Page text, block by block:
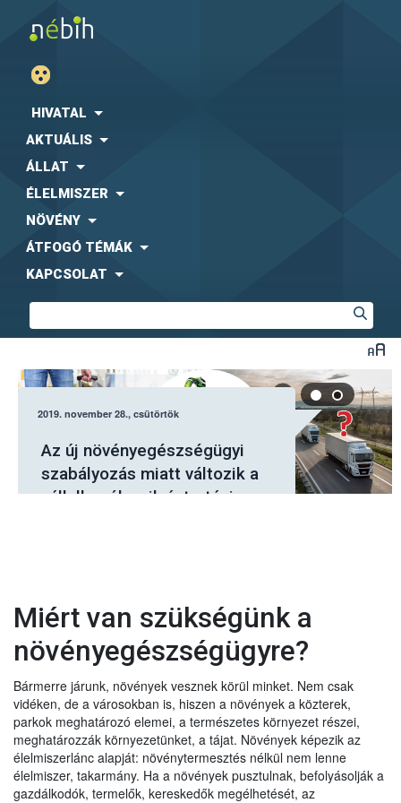
HIVATAL
AKTUÁLIS
ÁLLAT
ÉLELMISZER
NÖVÉNY
ÁTFOGÓ TÉMÁK
KAPCSOLAT
2019. november 28., csütörtök
Az új növényegészségügyi
szabályozás miatt változik a
vállalkozók nyilvántartási
Miért van szükségünk a
növényegészségügyre?
Bármerre járunk, növények vesznek körül minket. Nem csak
vidéken, de a városokban is, hiszen a növények a közterek,
parkok meghatározó elemei, a természetes környezet részei,
meghatározzák környezetünket, a tájat. Növények képezik az
élelmiszerlánc alapját: növénytermesztés nélkül nem lenne
élelmiszer, takarmány. Ha a növények pusztulnak, befolyásolják a
gazdálkodók, termelők, kereskedők megélhetését, az